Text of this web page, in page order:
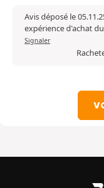
Avis déposé le
expérience d'achat
Signaler